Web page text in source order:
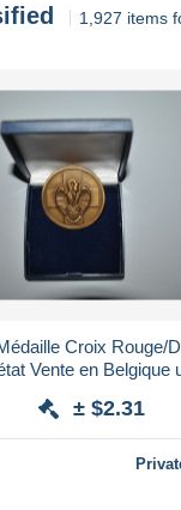
1,927 items
Croix Rouge/
Vente en Belgique
± $2.31